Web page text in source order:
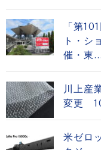
「第
ト・
催・東...
川上産
変更
米ゼロ